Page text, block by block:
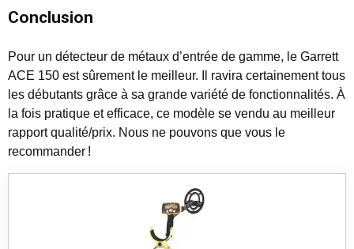
Conclusion
Pour un détecteur de métaux d’entrée de gamme, le Garrett
ACE 150 est sûrement le meilleur. Il ravira certainement tous
les débutants grâce à sa grande variété de fonctionnalités. À
la fois pratique et efficace, ce modèle se vendu au meilleur
rapport qualité/prix. Nous ne pouvons que vous le
recommander !